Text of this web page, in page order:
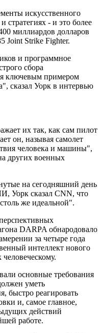
искусственного
стратегиях - и это более
миллиардов долларов
Joint Strike Fighter.
и программное
сбора
ключевым примером
сказал Уорк в интервью
их так, как сам пилот
он, называя самолет
человека и машины",
других военных
на сегодняшний день
Уорк сказал CNN, что
же идеальной".
DARPA обнародовало
за четыре года
интеллект нового
основные требования
уметь
быстро реагировать
и, самое главное,
действий
работе.